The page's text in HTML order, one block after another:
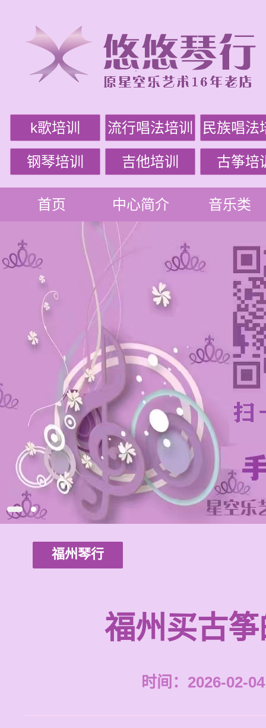
k歌培训 流行唱法培训 民族唱法
钢琴培训 吉他培训 古筝培
首页 中心简介 音乐类
福州琴行
福州买古
时间：2026-02-